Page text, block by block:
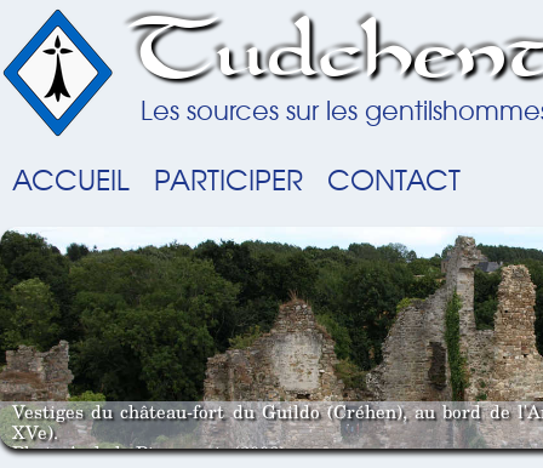
Les sources sur les
ACCUEIL PARTICIPER CONTACT
Vestiges du château-fort du Guildo (Créhen), au bord de
XVe).
Photo A. de la Pinsonnais (2008).